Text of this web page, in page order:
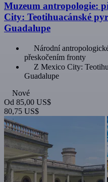
Muzeum antropologie:
City: Teotihuacánské
Guadalupe
Národní
přeskočením fronty
Z Mexico City:
Guadalupe
Nové
Od 85,00 US$
80,75 US$